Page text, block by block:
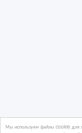
Мы используем файлы cookie для